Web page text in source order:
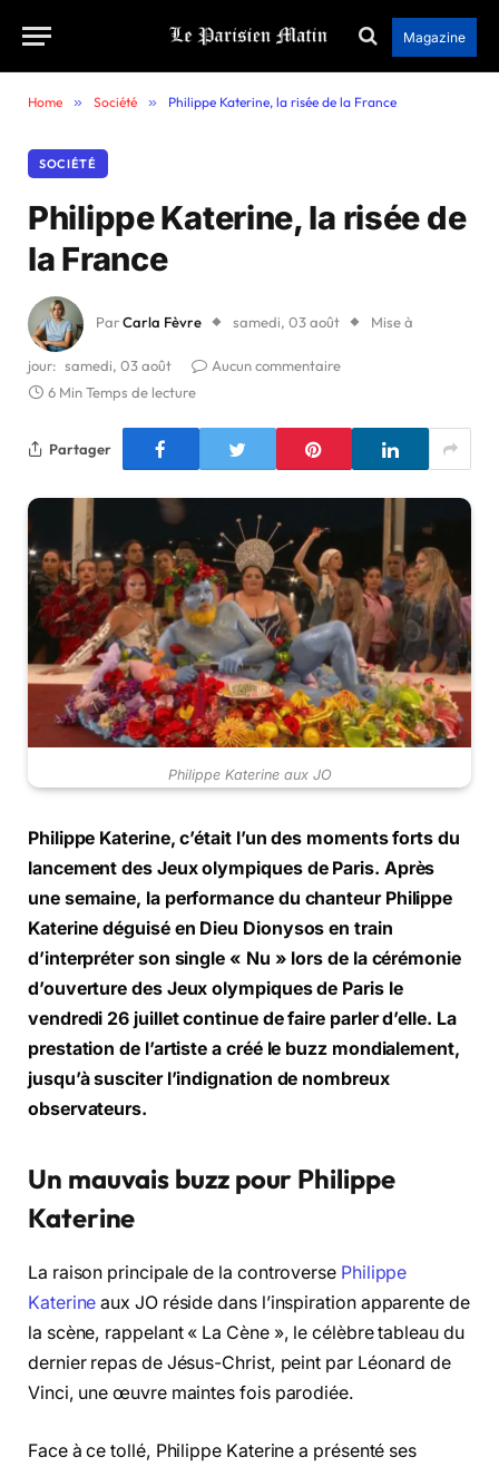
Magazine
Home » Société » Philippe Katerine, la risée de la France
SOCIÉTÉ
Philippe Katerine, la risée de
la France
ParCarla Fèvre samedi, 03 août Mise à
jour: samedi, 03 août
Aucun commentaire
6 Min Temps de lecture
Partager
Philippe Katerine aux JO
Philippe Katerine, c’était l’un des moments forts du
lancement des Jeux olympiques de Paris. Après
une semaine, la performance du chanteur Philippe
Katerine déguisé en Dieu Dionysos en train
d’interpréter son single « Nu » lors de la cérémonie
d’ouverture des Jeux olympiques de Paris le
vendredi 26 juillet continue de faire parler d’elle. La
prestation de l’artiste a créé le buzz mondialement,
jusqu’à susciter l’indignation de nombreux
observateurs.
Un mauvais buzz pour Philippe
Katerine
La raison principale de la controverse Philippe
Katerine aux JO réside dans l’inspiration apparente de
la scène, rappelant « La Cène », le célèbre tableau du
dernier repas de Jésus-Christ, peint par Léonard de
Vinci, une œuvre maintes fois parodiée.
Face à ce tollé, Philippe Katerine a présenté ses